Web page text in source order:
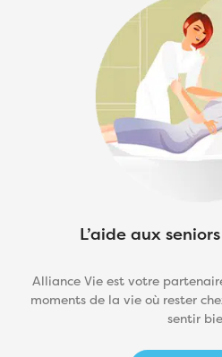
L’aide aux
Alliance Vie est votre
moments de la vie où rester
sentir